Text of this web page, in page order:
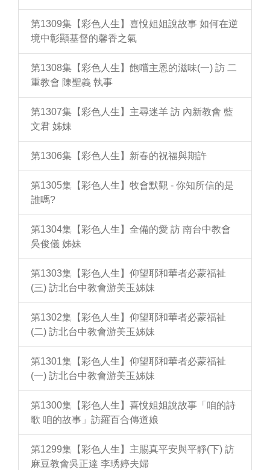
第1309集【彩色人生】喜悅姐姐說故事 如何在逆
境中彰顯基督的馨香之氣
第1308集【彩色人生】飽嚐主恩的滋味(一) 訪 二
重教會 陳聖義 執事
第1307集【彩色人生】主尋迷羊 訪 內新教會 藍
文君 姊妹
第1306集【彩色人生】新春的祝福與期許
第1305集【彩色人生】牧會默觀 - 你知所信的是
誰嗎?
第1304集【彩色人生】全備的愛 訪 南台中教會
吳俊儀 姊妹
第1303集【彩色人生】仰望耶和華者必蒙福祉
(三) 訪北台中教會游美玉姊妹
第1302集【彩色人生】仰望耶和華者必蒙福祉
(二) 訪北台中教會游美玉姊妹
第1301集【彩色人生】仰望耶和華者必蒙福祉
(一) 訪北台中教會游美玉姊妹
第1300集【彩色人生】喜悅姐姐說故事「咱的詩
歌 咱的故事」訪羅百合傳道娘
第1299集【彩色人生】主賜真平安與平靜(下) 訪
麻豆教會吳正達 李琇婷夫婦